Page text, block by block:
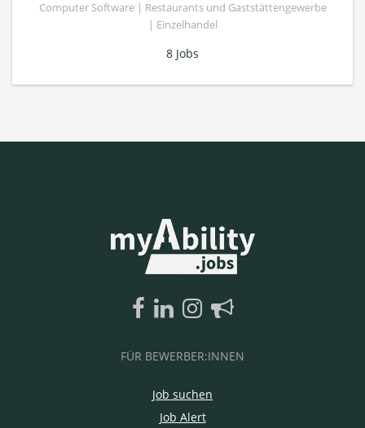
Computer Software | Restaurants und Gaststättengewerbe
| Einzelhandel
8 Jobs
FÜR BEWERBER:INNEN
Job suchen
Job Alert